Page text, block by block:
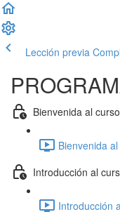
Lección previa
Bienvenida al curso
Bienvenida
Introducción al
Introducción